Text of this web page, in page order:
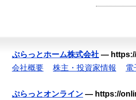
ぷらっとホーム株式会社 —
会社概要
株主・投資家情報 電
ぷらっとオンライン — https://